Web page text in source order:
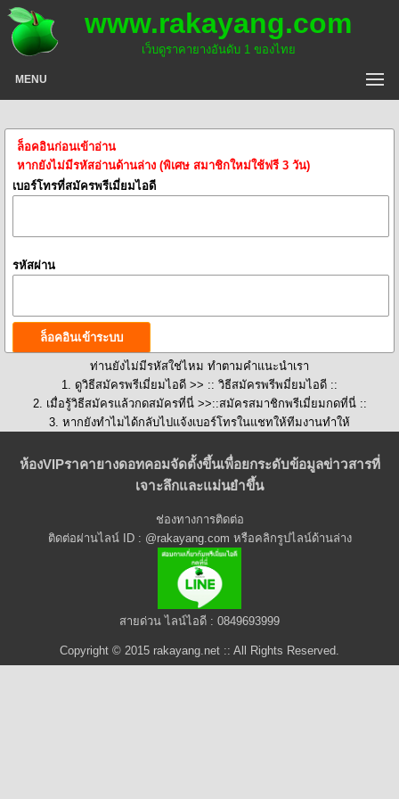
www.rakayang.com
เว็บดูราคายางอันดับ 1 ของไทย
MENU
ล็อคอินก่อนเข้าอ่าน
หากยังไม่มีรหัสอ่านด้านล่าง (พิเศษ สมาชิกใหม่ใช้ฟรี 3 วัน)
เบอร์โทรที่สมัครพรีเมี่ยมไอดี
รหัสผ่าน
ท่านยังไม่มีรหัสใช่ไหม ทำตามคำแนะนำเรา
1. ดูวิธีสมัครพรีเมี่ยมไอดี >> :: วิธีสมัครพรีพมี่ยมไอดี ::
2. เมื่อรู้วิธีสมัครแล้วกดสมัครที่นี่ >>::สมัครสมาชิกพรีเมี่ยมกดที่นี่ ::
3. หากยังทำไมได้กลับไปแจ้งเบอร์โทรในแชทให้ทีมงานทำให้
ห้องVIPราคายางดอทคอมจัดตั้งขึ้นเพื่อยกระดับข้อมูลข่าวสารที่
เจาะลึกและแม่นยำขึ้น
ช่องทางการติดต่อ
ติดต่อผ่านไลน์ ID : @rakayang.com หรือคลิกรูปไลน์ด้านล่าง
สายด่วน ไลน์ไอดี : 0849693999
Copyright © 2015 rakayang.net :: All Rights Reserved.